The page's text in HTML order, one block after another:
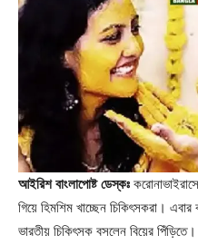
আইরিশ বাংলাপোষ্ট ডেস্কঃ
গিয়ে হিমশিম খাচ্ছেন চিকিৎসকরা।
ভারতীয় চিকিৎসক বসলেন বিয়ের